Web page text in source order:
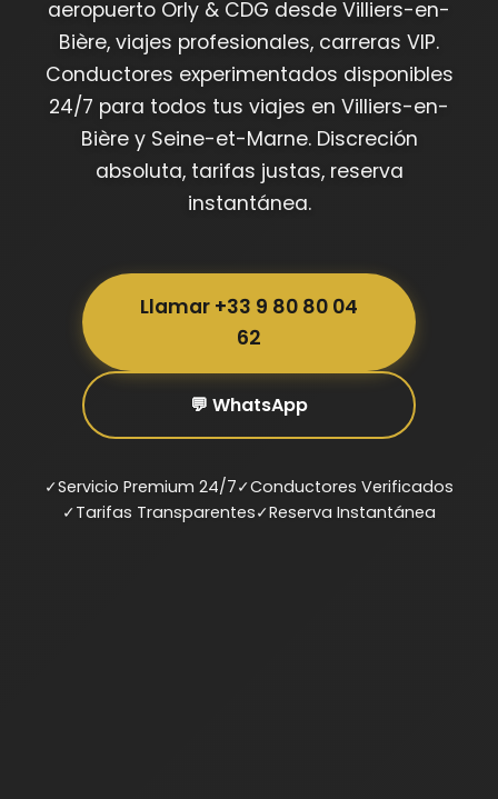
aeropuerto Orly & CDG desde Villiers-en-
Bière, viajes profesionales, carreras VIP.
Conductores experimentados disponibles
24/7 para todos tus viajes en Villiers-en-
Bière y Seine-et-Marne. Discreción
absoluta, tarifas justas, reserva
instantánea.
Llamar +33 9 80 80 04
62
💬 WhatsApp
✓Servicio Premium 24/7✓Conductores Verificados
✓Tarifas Transparentes✓Reserva Instantánea